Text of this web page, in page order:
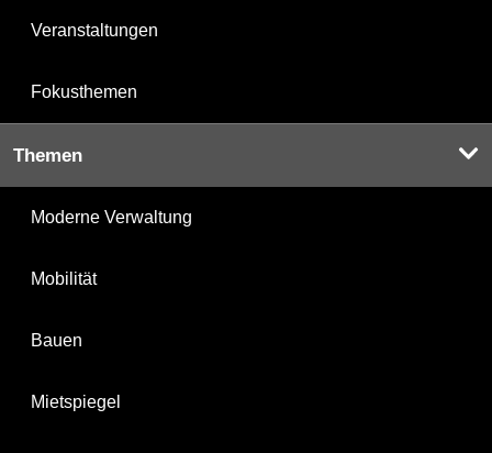
Veranstaltungen
Fokusthemen
Themen
Moderne Verwaltung
Mobilität
Bauen
Mietspiegel